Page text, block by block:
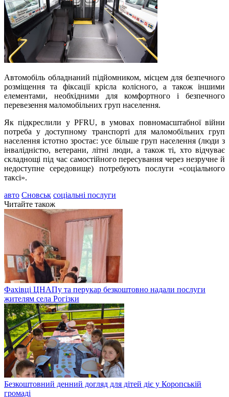
Автомобіль обладнаний підйомником, місцем для безпечного
розміщення та фіксації крісла колісного, а також іншими
елементами, необхідними для комфортного і безпечного
перевезення маломобільних груп населення.
Як підкреслили у PFRU, в умовах повномасштабної війни
потреба у доступному транспорті для маломобільних груп
населення істотно зростає: усе більше груп населення (люди з
інвалідністю, ветерани, літні люди, а також ті, хто відчуває
складнощі під час самостійного пересування через незручне й
недоступне середовище) потребують послуги «соціального
таксі».
авто Сновськ соціальні послуги
Читайте також
Фахівці ЦНАПу та перукар безкоштовно надали послуги
жителям села Рогізки
Безкоштовний денний догляд для дітей діє у Коропській
громаді